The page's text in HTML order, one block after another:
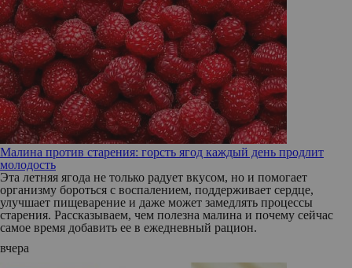
Малина против старения: горсть ягод каждый день продлит
молодость
Эта летняя ягода не только радует вкусом, но и помогает
организму бороться с воспалением, поддерживает сердце,
улучшает пищеварение и даже может замедлять процессы
старения. Рассказываем, чем полезна малина и почему сейчас
самое время добавить ее в ежедневный рацион.
вчера